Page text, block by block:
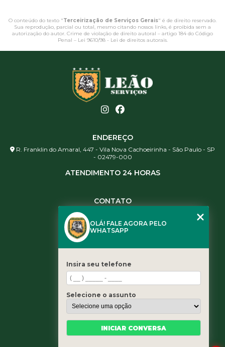
O conteúdo do texto "Terceirização de Serviços Gerais" é de direito reservado.
Sua reprodução, parcial ou total, mesmo citando nossos links, é proibida sem a
autorização do autor. Crime de violação de direito autoral – artigo 184 do Código
Penal – Lei 9610/98 - Lei de direitos autorais.
ENDEREÇO
R. Franklin do Amaral, 447 - Vila Nova Cachoeirinha - São Paulo - SP
- 02479-000
ATENDIMENTO 24 HORAS
CONTATO
(11) 3461-5871
contato@leaoservicos.com.br
Home
Quem somos
Serviços
Blog
OLÁ! FALE AGORA PELO
WHATSAPP
Insira seu telefone
Selecione o assunto
INICIAR CONVERSA